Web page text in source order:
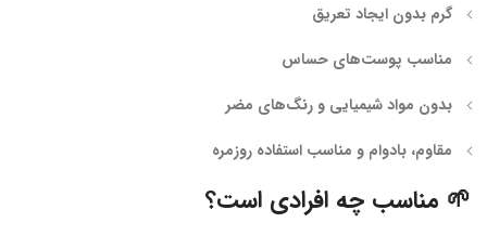
گرم بدون ایجاد تعریق
مناسب پوست‌های حساس
بدون مواد شیمیایی و رنگ‌های مضر
مقاوم، بادوام و مناسب استفاده روزمره
🌱 مناسب چه افرادی است؟